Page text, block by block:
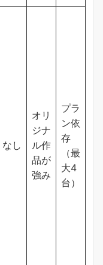
なし
オリ
ジナ
ル作
品が
強み
プラ
ン依
存
（最
大4
台）